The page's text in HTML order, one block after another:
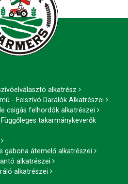
alkatrész
- Felszívó Darálók Alkatrészei
csigás felhordók alkatrészei
takarmánykeverők
gabona átemelő alkatrészei
alkatrészei
alkatrészei